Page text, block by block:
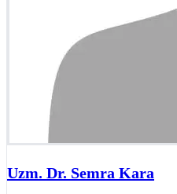
Uzm. Dr. Semra Kara